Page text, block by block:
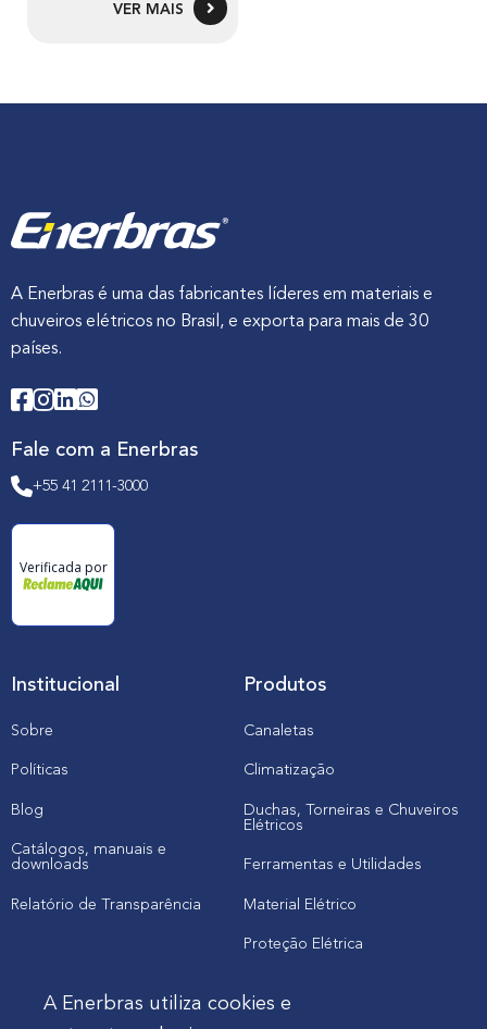
VER MAIS
A Enerbras é uma das fabricantes líderes em materiais e
chuveiros elétricos no Brasil, e exporta para mais de 30
países.
Fale com a Enerbras
+55 41 2111-3000
Verificada por
Institucional
Sobre
Políticas
Blog
Catálogos, manuais e
downloads
Relatório de Transparência
Produtos
Canaletas
Climatização
Duchas, Torneiras e Chuveiros
Elétricos
Ferramentas e Utilidades
Material Elétrico
Proteção Elétrica
Cliente
A Enerbras utiliza cookies e